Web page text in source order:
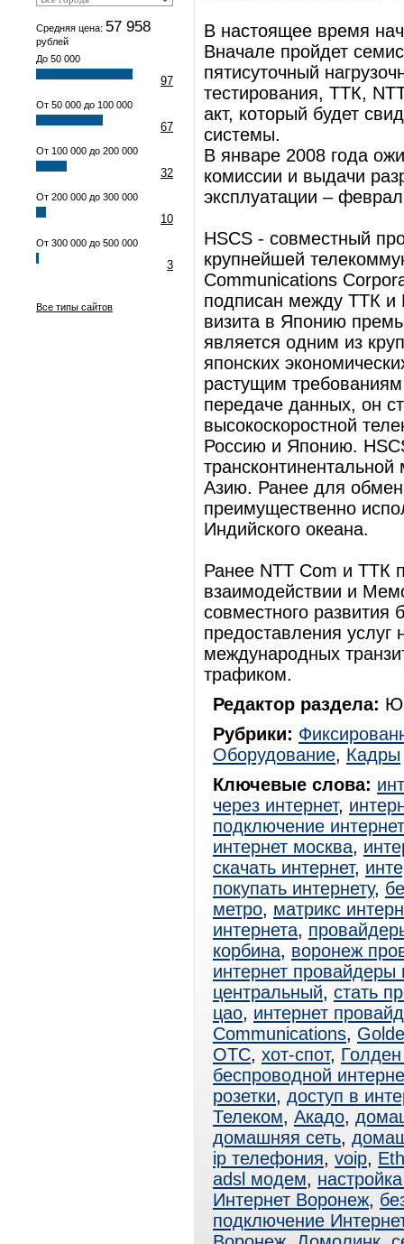
Средняя цена: 57 958
рублей
До 50 000
97
От 50 000 до 100 000
67
От 100 000 до 200 000
32
От 200 000 до 300 000
10
От 300 000 до 500 000
3
Все типы сайтов
В настоящее время
Вначале пройдет
пятисуточный
тестирования, ТТК,
акт, который будет
системы.
В январе 2008 года
комиссии и выдачи
эксплуатации –
HSCS - совместный
крупнейшей
Communications
подписан между ТТК и
визита в Японию
является одним из
японских
растущим
передаче данных, он
высокоскоростной
Россию и Японию.
Азию. Ранее для
преимущественно
Индийского океана.
Ранее NTT Com и ТТК
взаимодействии и
совместного развития
предоставления услуг
международных
трафиком.
Редактор раздела:
Рубрики:
Оборудование, Кадры
Ключевые слова:
через интернет,
подключение
интернет москва,
скачать интернет,
покупать интернету,
метро, матрикс
интернета,
корбина, воронеж
интернет провайдеры
центральный, стать
цао, интернет
Communications,
ОТС, хот-спот,
беспроводной
розетки, доступ в
Телеком, Акадо,
домашняя сеть,
ip телефония, voip,
adsl модем,
Интернет Воронеж,
подключение